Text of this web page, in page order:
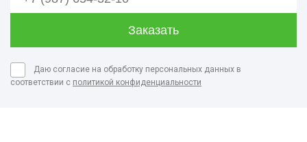
Даю согласие на обработку персональных данных в
соответствии с политикой конфиденциальности